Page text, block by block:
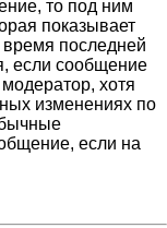
то под ним
показывает
время последней
если сообщение
хотя
изменениях по
если на